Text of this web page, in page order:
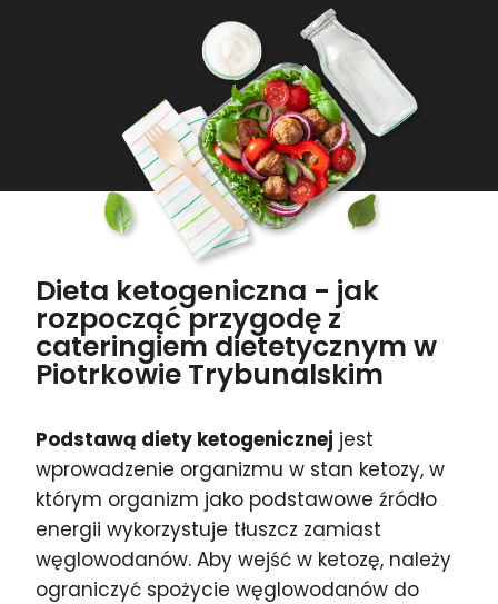
Dieta ketogeniczna - jak
rozpocząć przygodę z
cateringiem dietetycznym w
Piotrkowie Trybunalskim
Podstawą diety ketogenicznej jest
wprowadzenie organizmu w stan ketozy, w
którym organizm jako podstawowe źródło
energii wykorzystuje tłuszcz zamiast
węglowodanów. Aby wejść w ketozę, należy
ograniczyć spożycie węglowodanów do